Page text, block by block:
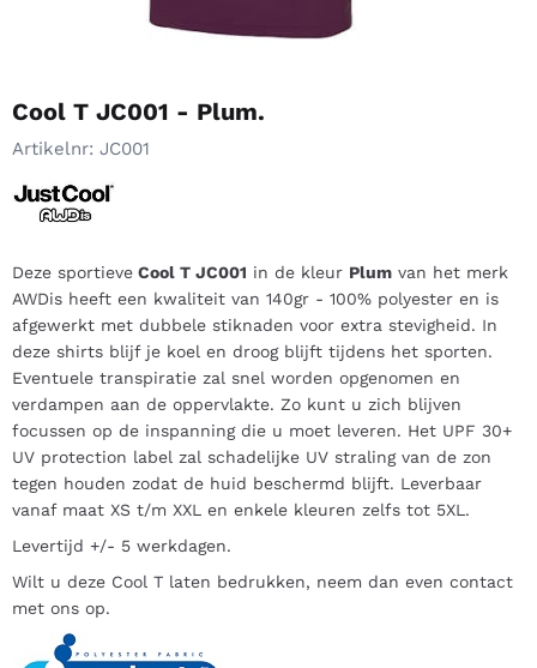
Cool T JC001 - Plum.
Artikelnr: JC001
Deze sportieve Cool T JC001 in de kleur Plum van het merk
AWDis heeft een kwaliteit van 140gr - 100% polyester en is
afgewerkt met dubbele stiknaden voor extra stevigheid. In
deze shirts blijf je koel en droog blijft tijdens het sporten.
Eventuele transpiratie zal snel worden opgenomen en
verdampen aan de oppervlakte. Zo kunt u zich blijven
focussen op de inspanning die u moet leveren. Het UPF 30+
UV protection label zal schadelijke UV straling van de zon
tegen houden zodat de huid beschermd blijft. Leverbaar
vanaf maat XS t/m XXL en enkele kleuren zelfs tot 5XL.
Levertijd +/- 5 werkdagen.
Wilt u deze Cool T laten bedrukken, neem dan even contact
met ons op.